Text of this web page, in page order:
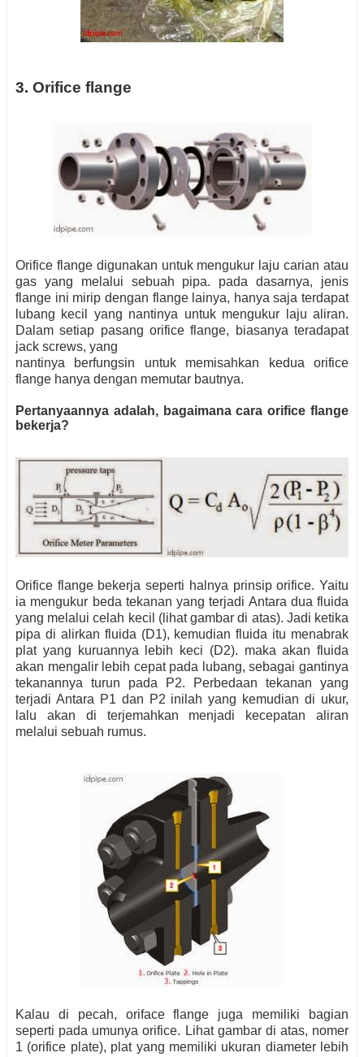
3. Orifice flange
Orifice flange digunakan untuk mengukur laju carian atau
gas yang melalui sebuah pipa. pada dasarnya, jenis
flange ini mirip dengan flange lainya, hanya saja terdapat
lubang kecil yang nantinya untuk mengukur laju aliran.
Dalam setiap pasang orifice flange, biasanya teradapat
jack screws, yang
nantinya berfungsin untuk memisahkan kedua orifice
flange hanya dengan memutar bautnya.
Pertanyaannya adalah, bagaimana cara orifice flange
bekerja?
Orifice flange bekerja seperti halnya prinsip orifice. Yaitu
ia mengukur beda tekanan yang terjadi Antara dua fluida
yang melalui celah kecil (lihat gambar di atas). Jadi ketika
pipa di alirkan fluida (D1), kemudian fluida itu menabrak
plat yang kuruannya lebih keci (D2). maka akan fluida
akan mengalir lebih cepat pada lubang, sebagai gantinya
tekanannya turun pada P2. Perbedaan tekanan yang
terjadi Antara P1 dan P2 inilah yang kemudian di ukur,
lalu akan di terjemahkan menjadi kecepatan aliran
melalui sebuah rumus.
Kalau di pecah, oriface flange juga memiliki bagian
seperti pada umunya orifice. Lihat gambar di atas, nomer
1 (orifice plate), plat yang memiliki ukuran diameter lebih